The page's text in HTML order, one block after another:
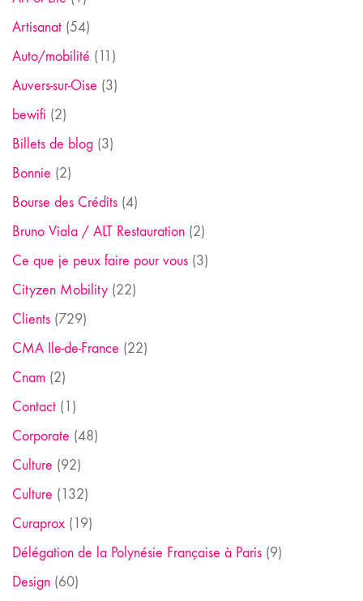
Artisanat (54)
Auto/mobilité (11)
Auvers-sur-Oise (3)
bewifi (2)
Billets de blog (3)
Bonnie (2)
Bourse des Crédits (4)
Bruno Viala / ALT Restauration (2)
Ce que je peux faire pour vous (3)
Cityzen Mobility (22)
Clients (729)
CMA Ile-de-France (22)
Cnam (2)
Contact (1)
Corporate (48)
Culture (92)
Culture (132)
Curaprox (19)
Délégation de la Polynésie Française à Paris (9)
Design (60)